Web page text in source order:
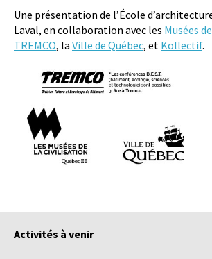
Une présentation de l’École
Laval, en collaboration avec les Musées
TREMCO, la Ville de Québec, et Kollectif.
Activités à venir